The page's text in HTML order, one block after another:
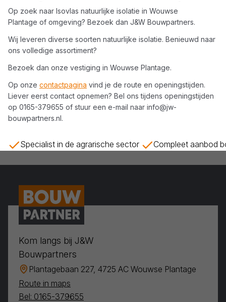
Op zoek naar Isovlas natuurlijke isolatie in Wouwse
Plantage of omgeving? Bezoek dan J&W Bouwpartners.
Wij leveren diverse soorten natuurlijke isolatie. Benieuwd naar
ons volledige assortiment?
Bezoek dan onze vestiging in Wouwse Plantage.
Op onze contactpagina vind je de route en openingstijden.
Liever eerst contact opnemen? Bel ons tijdens openingstijden
op 0165-379655 of stuur een e-mail naar info@jw-
bouwpartners.nl.
Specialist in de agrarische sector Compleet aanbod
Kom langs bij J&W
Bouwpartners
Plantagebaan 227, 4725 AC Wouwse Plantage
Route in maps
Bel: 0165-379655